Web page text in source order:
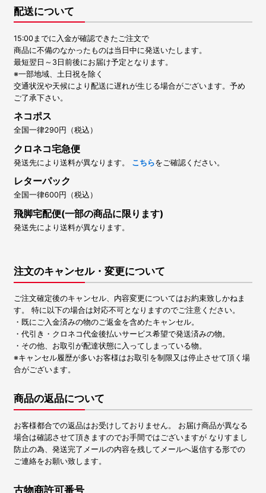
配送について
15:00までに入金が確認できたご注文で
商品に不備のなかったものは当日中に発送いたします。
最短翌日～3日前後にお届け予定となります。
※一部地域、土日祝を除く
交通状況や天候により配送に遅れが生じる場合がございます。予め
ご了承下さい。
ネコポス
全国一律290円（税込）
クロネコ宅急便
発送先により送料が異なります。 こちらをご確認ください。
レターパック
全国一律600円（税込）
飛脚宅配便(一部の商品に限ります)
発送先により送料が異なります。
注文のキャンセル・変更について
ご注文確定後のキャンセル、内容変更についてはお約束致しかねま
す。 特に以下の場合は対応不可となりますのでご注意ください。
・既にご入金済みの物のご返金を含めたキャンセル。
・代引き・クロネコ代金後払いサービス希望で発送済みの物。
・その他、お取引が配達状態に入ってしまっている物。
※キャンセル履歴が多いお客様はお取引を制限又は停止させて頂く場
合がございます。
商品の返品について
お客様都合での返品はお受けしておりません。 お届け商品が異なる
場合は確認させて頂きますのでお手間ではございますが なりすまし
防止の為、発送完了メールの内容を残してメールへ返信する形での
ご連絡をお願い致します。
古物商許可番号